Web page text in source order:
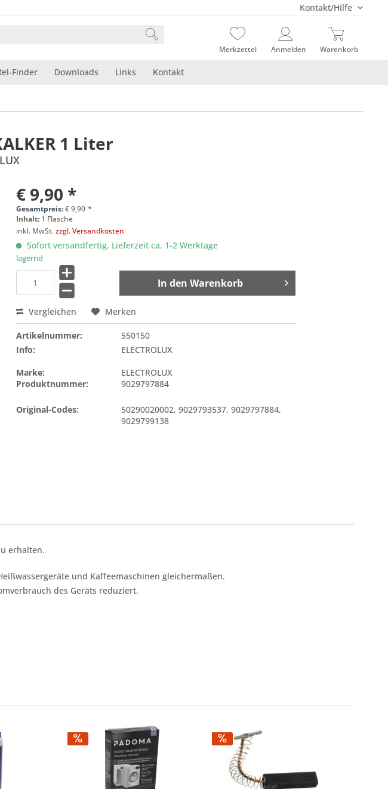
Kontakt/Hilfe
Merkzettel Anmelden Warenkorb
Finder Downloads Links Kontakt
1 Liter
€ 9,90 *
Gesamtpreis:€9,90 *
Inhalt: 1 Flasche
inkl. MwSt.zzgl. Versandkosten
Sofort versandfertig, Lieferzeit ca. 1-2 Werktage
lagernd
In den Warenkorb
Vergleichen Merken
Artikelnummer:
550150
Info:
ELECTROLUX
Marke:
ELECTROLUX
Produktnummer:
9029797884
Original-Codes: 50290020002, 9029793537, 9029797884,
9029799138
erhalten.
und Kaffeemaschinen gleichermaßen.
des Geräts reduziert.